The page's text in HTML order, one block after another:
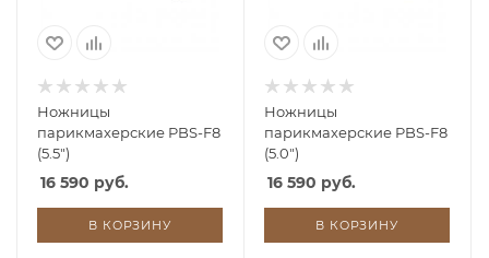
Ножницы
парикмахерские PBS-F8
(5.5")
16 590 руб.
В КОРЗИНУ
Ножницы
парикмахерские PBS-F8
(5.0")
16 590 руб.
В КОРЗИНУ